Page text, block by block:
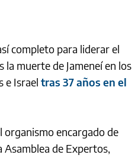
completo para liderar el
la muerte de Jameneí en los
e Israel tras 37 años en el
organismo encargado de
Asamblea de Expertos,